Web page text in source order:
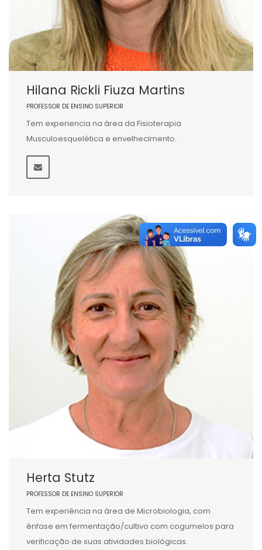
Hilana Rickli Fiuza Martins
PROFESSOR DE ENSINO SUPERIOR
Tem experiencia na área da Fisioterapia
Musculoesquelética e envelhecimento.
Herta Stutz
PROFESSOR DE ENSINO SUPERIOR
Tem experiência na área de Microbiologia, com
ênfase em fermentação/cultivo com cogumelos para
verificação de suas atividades biológicas.